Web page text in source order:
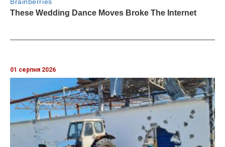
01 серпня 2026